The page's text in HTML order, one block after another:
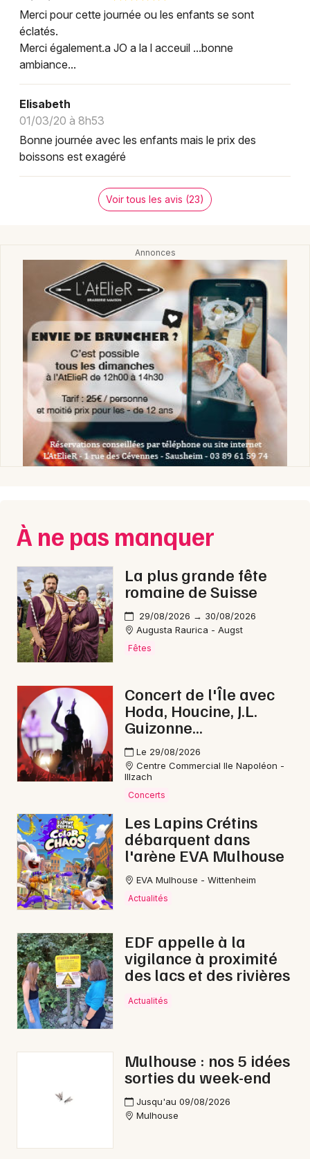
Merci pour cette journée ou les enfants se sont
éclatés.
Merci également.a JO a la l acceuil ...bonne
ambiance...
Elisabeth
01/03/20 à 8h53
Bonne journée avec les enfants mais le prix des
boissons est exagéré
Voir tous les avis (23)
À ne pas manquer
La plus grande fête
romaine de Suisse
29/08/2026 → 30/08/2026
Augusta Raurica - Augst
Fêtes
Concert de l'Île avec
Hoda, Houcine, J.L.
Guizonne...
Le 29/08/2026
Centre Commercial Ile Napoléon -
Illzach
Concerts
Les Lapins Crétins
débarquent dans
l'arène EVA Mulhouse
EVA Mulhouse - Wittenheim
Actualités
EDF appelle à la
vigilance à proximité
des lacs et des rivières
Actualités
Mulhouse : nos 5 idées
sorties du week-end
Jusqu'au 09/08/2026
Mulhouse